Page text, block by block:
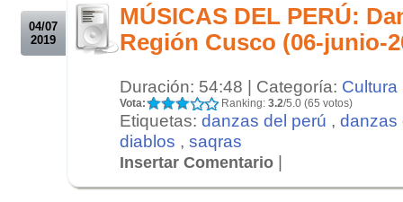
04/07
2019
MÚSICAS DEL PERÚ:
Región Cusco (06-junio-
Duración: 54:48 | Categoría: Cultura
Vota: Ranking: 3.2/5.0 (65 votos)
Etiquetas: danzas del perú , danzas
diablos , saqras
Insertar Comentario |